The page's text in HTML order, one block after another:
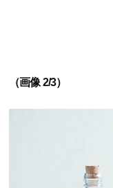
（画像 2/3）